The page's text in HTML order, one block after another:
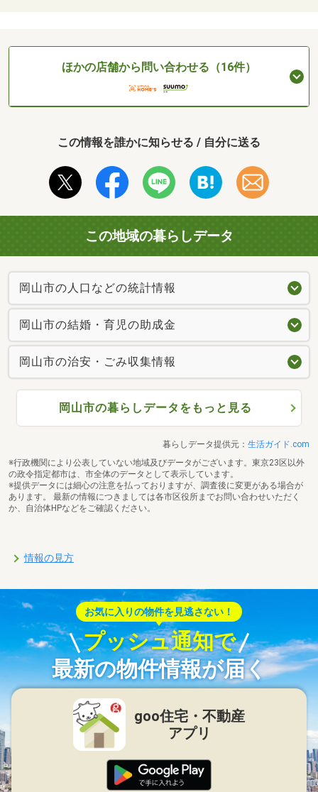
ほかの店舗から問い合わせる（16件）
この情報を誰かに知らせる / 自分に送る
この地域の暮らしデータ
岡山市の人口などの統計情報
岡山市の結婚・育児の助成金
岡山市の治安・ごみ収集情報
岡山市の暮らしデータをもっと見る
暮らしデータ提供元： 生活ガイド.com
※行政機関により公表していない地域及びデータがございます。東京23区以外
の政令指定都市は、市全体のデータとして表示しています。
※提供データには細心の注意を払っておりますが、調査後に変更がある場合が
あります。 最新の情報につきましては各市区役所までお問い合わせいただく
か、自治体HPなどをご確認ください。
情報の見方
お気に入りの物件を見逃さない！
プッシュ通知で
最新の物件情報が届く
goo住宅・不動産
アプリ